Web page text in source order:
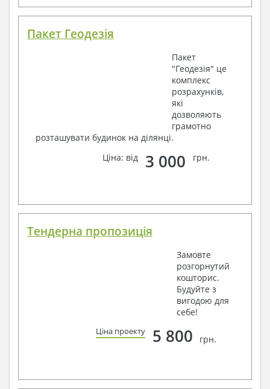
Пакет Геодезія
Пакет
"Геодезія" це
комплекс
розрахунків,
які
дозволяють
грамотно
розташувати будинок на ділянці.
Ціна: від
3 000 грн.
Тендерна пропозиція
Замовте
розгорнутий
кошторис.
Будуйте з
вигодою для
себе!
Ціна проекту 5 800 грн.